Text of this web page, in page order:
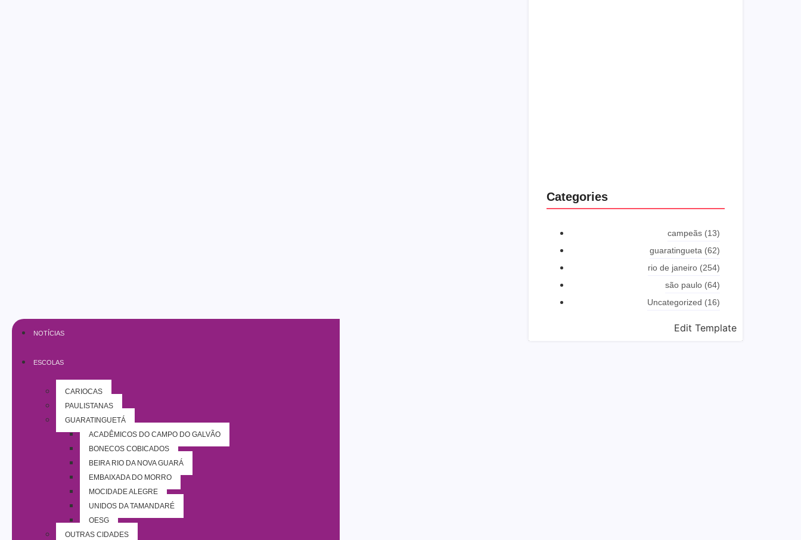
Categories
campeãs(13)
guaratingueta(62)
rio de janeiro(254)
são paulo(64)
Uncategorized (16)
Edit Template
NOTÍCIAS
ESCOLAS
CARIOCAS
PAULISTANAS
GUARATINGUETÁ
ACADÊMICOS DO CAMPO DO GALVÃO
BONECOS COBIÇADOS
BEIRA RIO DA NOVA GUARÁ
EMBAIXADA DO MORRO
MOCIDADE ALEGRE
UNIDOS DA TAMANDARÉ
OESG
OUTRAS CIDADES